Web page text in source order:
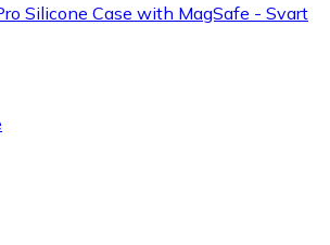
Silicone Case with MagSafe - Svart